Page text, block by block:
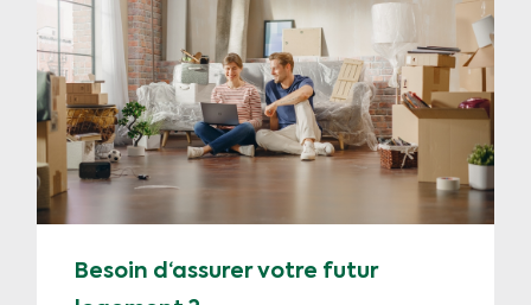
Besoin d‘assurer votre futur